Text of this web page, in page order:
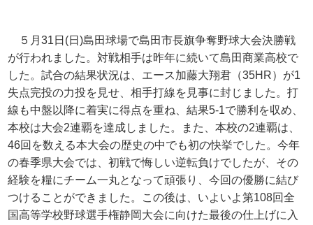
５月31 日 (日)島田球場で島田市長旗争奪野球大会決勝戦
が行われました。対戦相手は昨年に続いて島田商業高校で
した。試合の結果状況は、エース加藤大翔君（35HR）が1
失点完投の力投を見せ、相手打線を見事に封じました。打
線も中盤以降に着実に得点を重ね、結果5-1で勝利を収め、
本校は大会2連覇を達成しました。また、本校の2連覇は、
46回を数える本大会の歴史の中でも初の快挙でした。今年
の春季県大会では、初戦で悔しい逆転負けでしたが、その
経験を糧にチーム一丸となって頑張り、今回の優勝に結び
つけることができました。この後は、いよいよ第108回全
国高等学校野球選手権静岡大会に向けた最後の仕上げに入